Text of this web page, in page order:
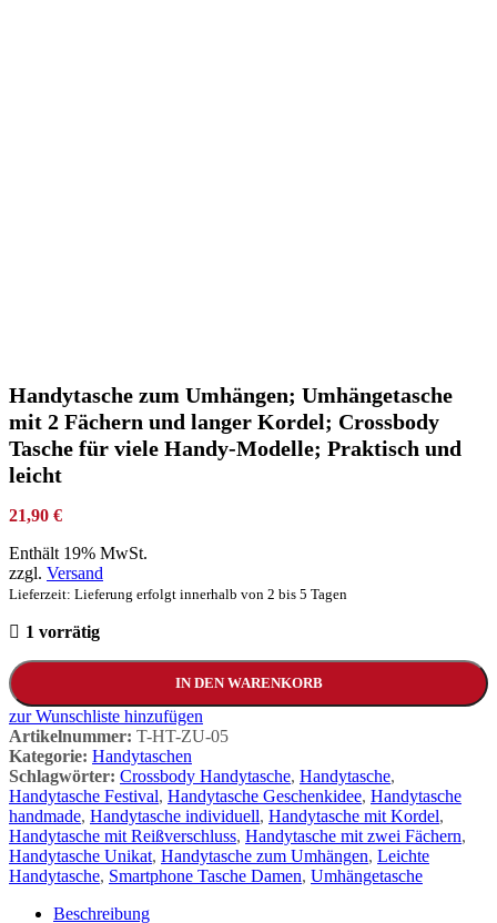
Handytasche zum Umhängen; Umhängetasche
mit 2 Fächern und langer Kordel; Crossbody
Tasche für viele Handy-Modelle; Praktisch und
leicht
21,90 €
Enthält 19% MwSt.
zzgl. Versand
Lieferzeit: Lieferung erfolgt innerhalb von 2 bis 5 Tagen
1 vorrätig
IN DEN WARENKORB
zur Wunschliste hinzufügen
Artikelnummer: T-HT-ZU-05
Kategorie: Handytaschen
Schlagwörter: Crossbody Handytasche, Handytasche,
Handytasche Festival, Handytasche Geschenkidee, Handytasche
handmade, Handytasche individuell, Handytasche mit Kordel,
Handytasche mit Reißverschluss, Handytasche mit zwei Fächern,
Handytasche Unikat, Handytasche zum Umhängen, Leichte
Handytasche, Smartphone Tasche Damen, Umhängetasche
Beschreibung